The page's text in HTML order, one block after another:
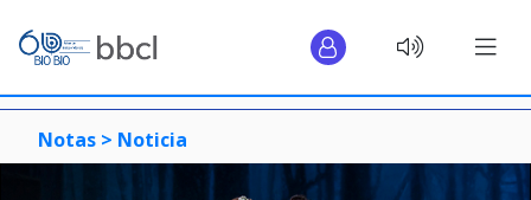
Notas > Noticia